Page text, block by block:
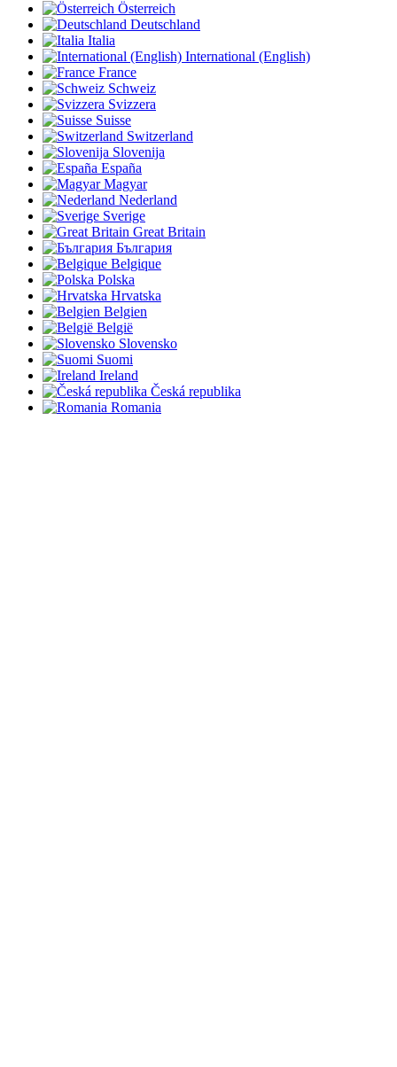
Österreich
Deutschland
Italia
International (English)
France
Schweiz
Svizzera
Suisse
Switzerland
Slovenija
España
Magyar
Nederland
Sverige
Great Britain
България
Belgique
Polska
Hrvatska
Belgien
België
Slovensko
Suomi
Ireland
Česká republika
Romania